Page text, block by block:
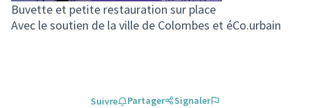
Buvette et petite restauration sur place
Avec le soutien de la ville de Colombes et éCo.urbain
Suivre Partager Signaler